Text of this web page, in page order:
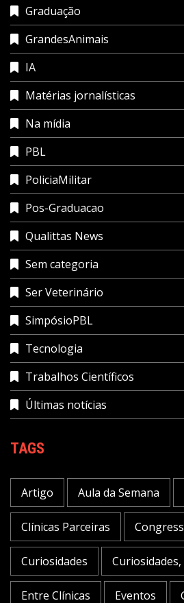
Graduação
GrandesAnimais
IA
Matérias jornalísticas
Na mídia
PBL
PoliciaMilitar
Pos-Graduacao
Qualittas News
Sem categoria
Ser Veterinário
SimpósioPBL
Tecnologia
Trabalhos Científicos
Últimas notícias
TAGS
Artigo Aula da Semana
Clínicas Parceiras
Curiosidades Curiosidades,
Entre Clínicas Eventos